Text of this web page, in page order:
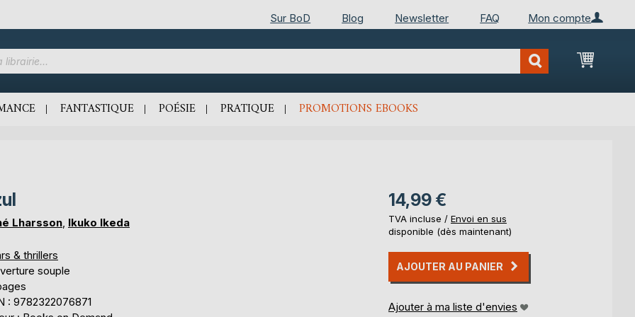
Mon compte
Sur BoD Blog Newsletter FAQ
Mon
FANTASTIQUE POÉSIE PRATIQUE PROMOTIONS EBOOKS
Lharsson, Ikuko Ikeda
& thrillers
souple
: 9782322076871
14,99 €
TVA incluse / Envoi en sus
disponible (dès maintenant)
AJOUTER AU PANIER
Ajouter à ma liste d'envies